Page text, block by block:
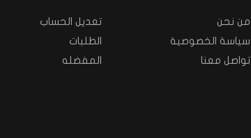
من نحن
سياسة الخصوصية
تواصل معنا
تعديل الحساب
الطلبات
المفضله